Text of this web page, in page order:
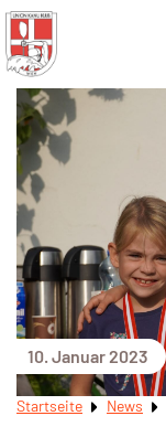
10. Januar 2023
Startseite News